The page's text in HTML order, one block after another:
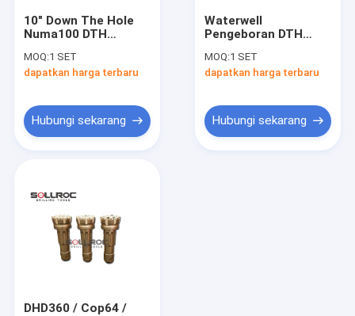
kasus
Down The Hole Hammer
Mata Bor DTH
10" Down The Hole
Numa100 DTH
Untuk Pengeboran
Batu
MOQ:1 SET
dapatkan harga terbaru
Hubungi sekarang
Waterwell
Pengeboran DTH
Bits 8 " Atlas Copco
Down The Hole QL80
MOQ:1 SET
dapatkan harga terbaru
Hubungi sekarang
DHD360 / Cop64 /